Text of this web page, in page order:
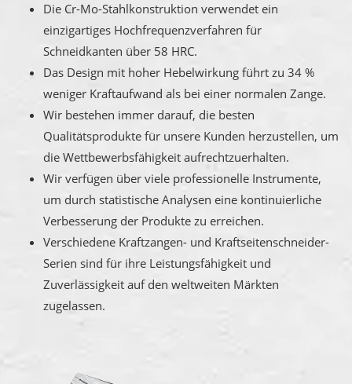
Die Cr-Mo-Stahlkonstruktion verwendet ein
einzigartiges Hochfrequenzverfahren für
Schneidkanten über 58 HRC.
Das Design mit hoher Hebelwirkung führt zu 34 %
weniger Kraftaufwand als bei einer normalen Zange.
Wir bestehen immer darauf, die besten
Qualitätsprodukte für unsere Kunden herzustellen, um
die Wettbewerbsfähigkeit aufrechtzuerhalten.
Wir verfügen über viele professionelle Instrumente,
um durch statistische Analysen eine kontinuierliche
Verbesserung der Produkte zu erreichen.
Verschiedene Kraftzangen- und Kraftseitenschneider-
Serien sind für ihre Leistungsfähigkeit und
Zuverlässigkeit auf den weltweiten Märkten
zugelassen.